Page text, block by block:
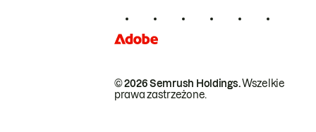
© 2026 Semrush Holdings.Wszelkie
prawa zastrzeżone.